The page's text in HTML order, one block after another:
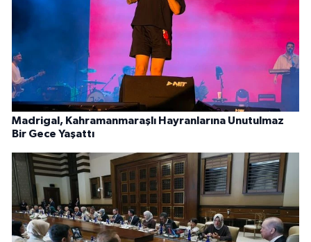
Madrigal, Kahramanmaraşlı Hayranlarına Unutulmaz
Bir Gece Yaşattı